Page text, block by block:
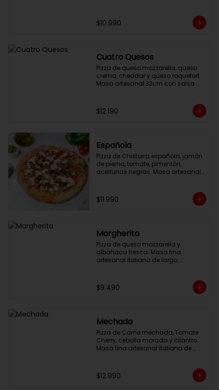
mozzarella
$10.990
Cuatro Quesos
Pizza de queso mozzarella, queso
crema, cheddar y queso roquefort.
Masa artesanal 32cm con salsa
$12.190
Española
Pizza de Chistorra española, jamón
de pierna, tomate, pimentón,
aceitunas negras. Masa artesanal
$11.990
Margherita
Pizza de queso mozzarella y
albahaca fresca. Masa fina
artesanal italiana de larga
$9.490
Mechada
Pizza de Carne mechada, Tomate
Cherry, cebolla morada y cilantro.
Masa fina artesanal italiana de
mozzarella.
$12.990